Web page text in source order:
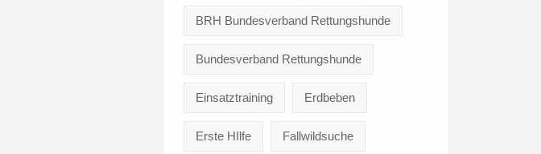
BRH Bundesverband Rettungshunde
Bundesverband Rettungshunde
Einsatztraining Erdbeben
Erste HIlfe Fallwildsuche